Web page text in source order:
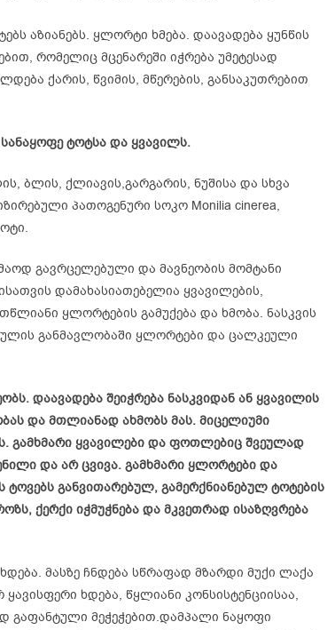
აზიანებს. ყლორტი ხმება. დაავადება ყუნწის
რომელიც მცენარეში იჭრება უმეტესად
ქარის, წვიმის, მწერების, განსაკუთრებით
ტოტსა და ყვავილს.
ბლის, ქლიავის,გარგარის, ნუშისა და სხვა
პათოგენური სოკო Monilia cinerea,
გავრცელებული და მავნეობის მომტანი
დამახასიათებელია ყვავილების,
ყლორტების გამუქება და ხმობა. ნასკვის
განმავლობაში ყლორტები და ცალკეული
დაავადება შეიჭრება ნასკვიდან ან ყვავილის
და მთლიანად ახმობს მას. მიცელიუმი
გამხმარი ყვავილები და ფოთლებიც შვეულად
და არ ცვივა. გამხმარი ყლორტები და
განვითარებულ, გამერქნიანებულ ტოტების
ქერქი იჭმუჭნება და მკვეთრად ისაზღვრება
მასზე ჩნდება სწრაფად მზარდი მუქი ლაქა
ხდება, წყლიანი კონსისტენციისაა,
გაფანტული მეჭეჭებით.დამპალი ნაყოფი